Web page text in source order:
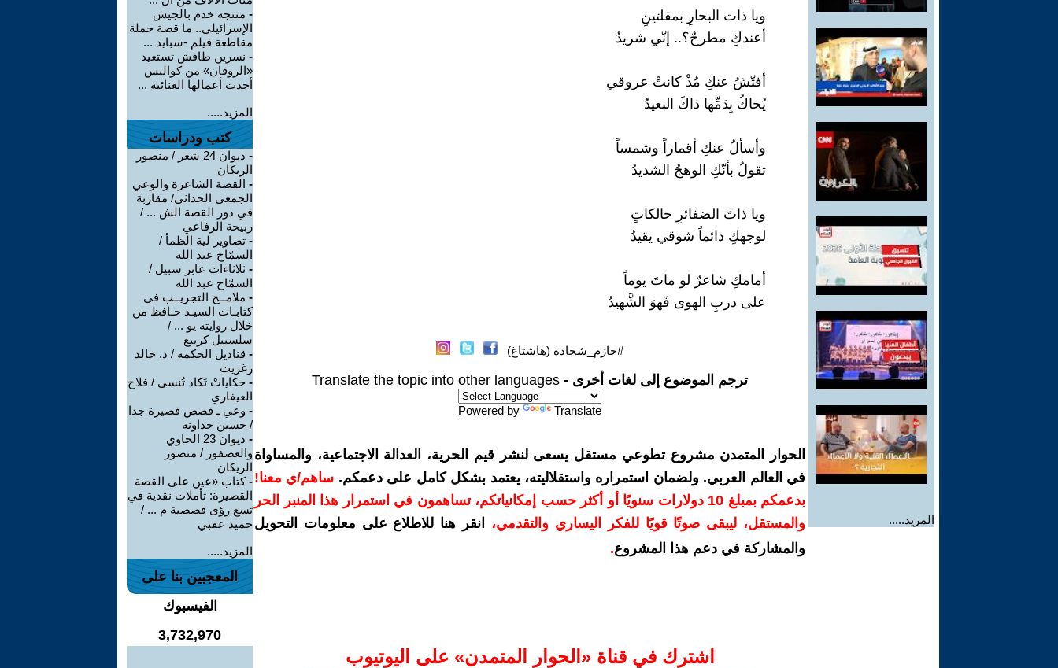
المزيد.....
ويا ذات البحارِ بمقلتينِ
أعندكِ مطرحٌ؟.. إنّي شريدُ
أفتّشُ عنكِ مُذْ كانتْ عروقي
يُحاكُ بِدَمِّها ذاكَ البعيدُ
وأسألُ عنكِ أقماراً وشمساً
تقولُ بأنّكِ الوهجُ الشديدُ
ويا ذاتَ الضفائرِ حالكاتٍ
لوجهكِ دائماً شوقي يقيدُ
أمامكِ شاعرٌ لو ماتَ يوماً
على دربِ الهوى فَهوَ الشَّهيدُ
#حازم_شحادة (هاشتاغ)
ترجم الموضوع إلى لغات أخرى - Translate the topic into other languages
Powered by Translate
الحوار المتمدن مشروع تطوعي مستقل يسعى لنشر قيم الحرية، العدالة الاجتماعية، والمساواة
في العالم العربي. ولضمان استمراره واستقلاليته، يعتمد بشكل كامل على دعمكم. ساهم/ي معنا!
بدعمكم بمبلغ 10 دولارات سنويًا أو أكثر حسب إمكانياتكم، تساهمون في استمرار هذا المنبر الحر
والمستقل، ليبقى صوتًا قويًا للفكر اليساري والتقدمي،
انقر هنا للاطلاع على معلومات التحويل
والمشاركة في دعم هذا المشروع.
اشترك في قناة ‫«الحوار المتمدن» على اليوتيوب
- منتجه خدم بالجيش
الإسرائيلي.. ما قصة حملة
مقاطعة فيلم -سبايد ...
- نسرين طافش تستعيد
«الروقان» من كواليس
أحدث أعمالها الغنائية ...
المزيد.....
كتب ودراسات
-
ديوان 24 شعر / منصور
الريكان
- القصة الشاعرة والوعي
الجمعي الحداثي/ مقاربة
في دور القصة الش ... /
ربيحة الرفاعي
- تصاوير لية الظمأ /
السمّاح عبد الله
- ثلاثاءات عابر سبيل /
السمّاح عبد الله
- ملامــح التجريــب في
كتابـات السيـد حـافظ من
خلال روايته يو ... /
سلسبيل كريبع
- قناديل الحكمة / د. خالد
زغريت
- حكاياتْ تَكاد تُنسى / فلاح
العيفاري
- وعي ـ قصص قصيرة جدا
/ حسين جداونه
-
ديوان 23 الحاوي
والعصفور / منصور
الريكان
-كتاب «عين على القصة
القصيرة: تأملات نقدية في
تسع رؤى قصصية م ... /
حميد عقبي
المزيد.....
المعجبين بنا على
الفيسبوك
3,732,970